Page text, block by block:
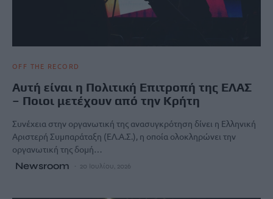
OFF THE RECORD
Αυτή είναι η Πολιτική Επιτροπή της ΕΛΑΣ
– Ποιοι μετέχουν από την Κρήτη
Συνέχεια στην οργανωτική της ανασυγκρότηση δίνει η Ελληνική
Αριστερή Συμπαράταξη (ΕΛ.Α.Σ.), η οποία ολοκληρώνει την
οργανωτική της δομή…
Newsroom 20 Ιουλίου, 2026